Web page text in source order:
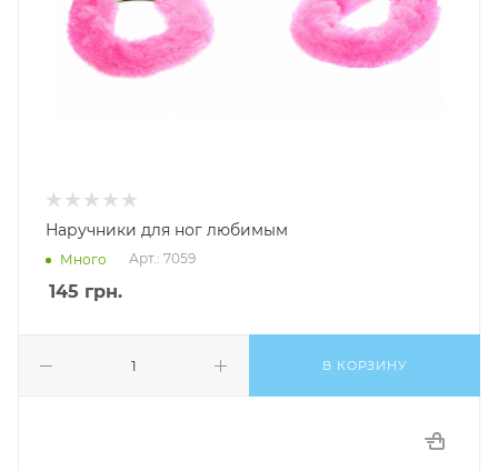
Наручники для ног любимым
Много Арт.: 7059
145 грн.
В КОРЗИНУ